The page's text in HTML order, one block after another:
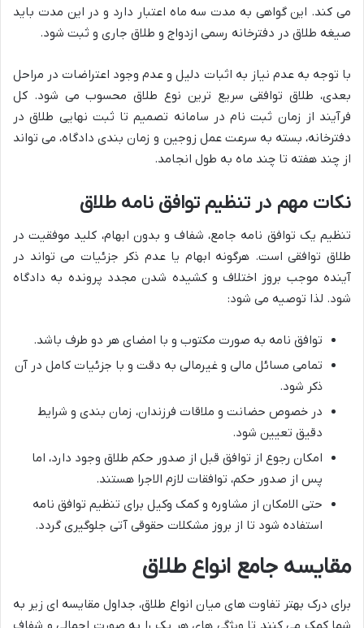
می کند. این گواهی به مدت سه ماه اعتبار دارد و در این مدت باید
صیغه طلاق در دفترخانه رسمی ازدواج و طلاق جاری و ثبت شود.
با توجه به عدم نیاز به اثبات دلیل و عدم وجود اعتراضات در مراحل
بعدی، طلاق توافقی سریع ترین نوع طلاق محسوب می شود. کل
فرآیند از زمان ثبت نام در سامانه تصمیم تا ثبت نهایی طلاق در
دفترخانه، بسته به سرعت عمل زوجین و زمان بندی دادگاه، می تواند
از چند هفته تا چند ماه به طول انجامد.
نکات مهم در تنظیم توافق نامه طلاق
تنظیم یک توافق نامه جامع، شفاف و بدون ابهام، کلید موفقیت در
طلاق توافقی است. هرگونه ابهام یا عدم ذکر جزئیات می تواند در
آینده موجب بروز اختلاف و کشیده شدن مجدد پرونده به دادگاه
شود. لذا توصیه می شود:
توافق نامه به صورت مکتوب و با امضای هر دو طرف باشد.
تمامی مسائل مالی و غیرمالی به دقت و با جزئیات کامل در آن
ذکر شود.
در خصوص حضانت و ملاقات فرزندان، زمان بندی و شرایط
دقیق تعیین شود.
امکان رجوع از توافق قبل از صدور حکم طلاق وجود دارد، اما
پس از صدور حکم، توافقات لازم الاجرا هستند.
حتی الامکان از مشاوره و کمک وکیل برای تنظیم توافق نامه
استفاده شود تا از بروز مشکلات حقوقی آتی جلوگیری گردد.
مقایسه جامع انواع طلاق
برای درک بهتر تفاوت های میان انواع طلاق، جداول مقایسه ای زیر به